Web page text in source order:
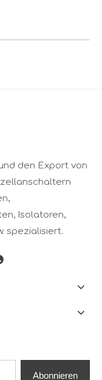
den Export von
Isolatoren,
spezialisiert.
Abonnieren